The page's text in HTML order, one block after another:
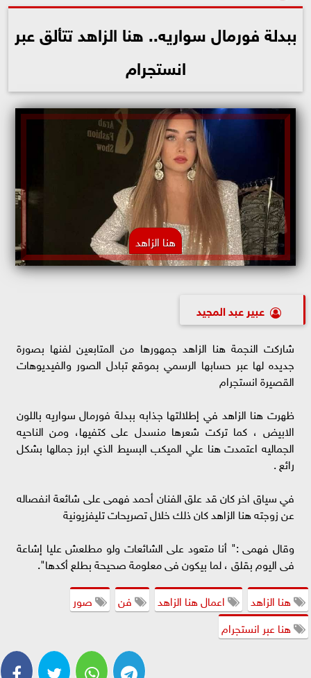
ببدلة فورمال سواريه.. هنا الزاهد تتألق عبر
انستجرام
هنا الزاهد
عبير عبد المجيد
شاركت النجمة هنا الزاهد جمهورها من المتابعين لفنها بصورة
جديده لها عبر حسابها الرسمي بموقع تبادل الصور والفيديوهات
القصيرة انستجرام
ظهرت هنا الزاهد في إطلالتها جذابه ببدلة فورمال سواريه باللون
الابيض ، كما تركت شعرها منسدل على كتفيها، ومن الناحيه
الجماليه اعتمدت هنا علي الميكب البسيط الذي ابرز جمالها بشكل
رائع .
في سياق اخر كان قد علق الفنان أحمد فهمى على شائعة انفصاله
عن زوجته هنا الزاهد كان ذلك خلال تصريحات تليفزيونية
وقال فهمى :" أنا متعود على الشائعات ولو مطلعش عليا إشاعة
فى اليوم بقلق ، لما بيكون فى معلومة صحيحة بطلع أكدها".
هنا الزاهد
اعمال هنا الزاهد فن
صور
هنا عبر انستجرام